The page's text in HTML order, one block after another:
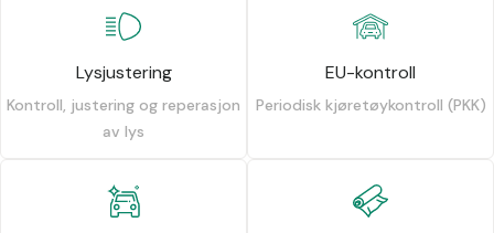
Lysjustering
Kontroll, justering og reperasjon
av lys
EU-kontroll
Periodisk kjøretøykontroll (PKK)